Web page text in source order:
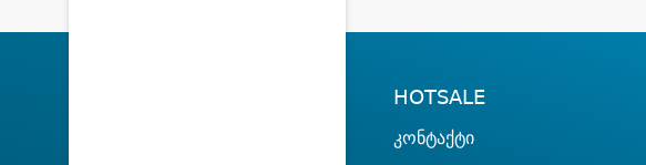
HOTSALE
კონტაქტი